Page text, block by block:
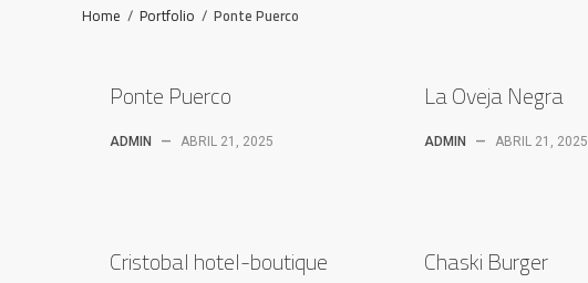
Home / Portfolio / Ponte Puerco
Ponte Puerco
ADMIN — ABRIL 21, 2025
La Oveja Negra
ADMIN — ABRIL 21, 2025
Cristobal hotel-boutique Chaski Burger